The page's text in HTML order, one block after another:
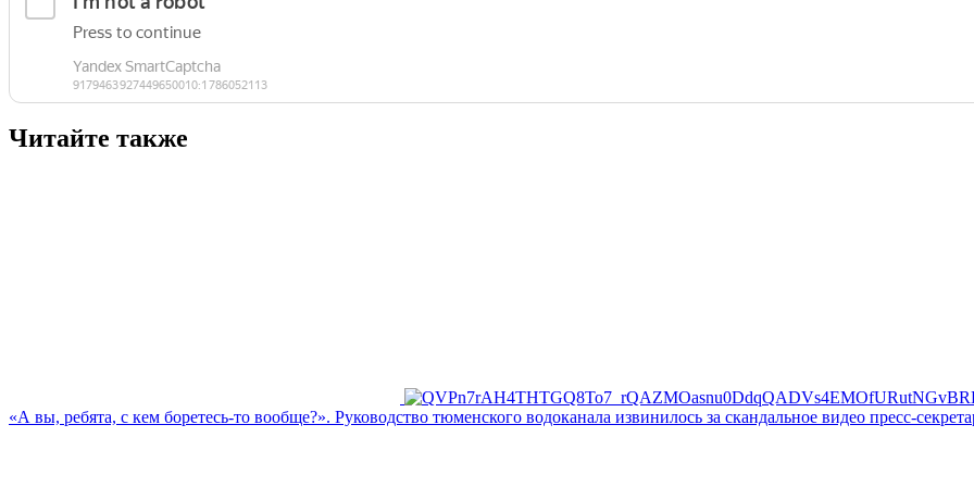
Читайте также
«А вы, ребята, с кем боретесь‑то вообще?». Руководство тюменского водоканала извинилось за скандальное видео пресс-